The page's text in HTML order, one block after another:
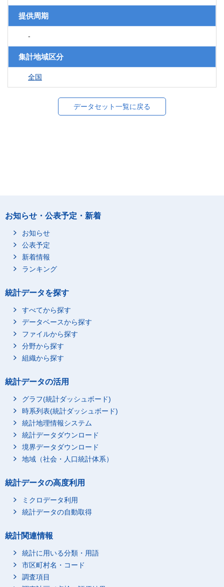
提供周期
-
集計地域区分
全国
データセット一覧に戻る
お知らせ・公表予定・新着
お知らせ
公表予定
新着情報
ランキング
統計データを探す
すべてから探す
データベースから探す
ファイルから探す
分野から探す
組織から探す
統計データの活用
グラフ(統計ダッシュボード)
時系列表(統計ダッシュボード)
統計地理情報システム
統計データダウンロード
境界データダウンロード
地域（社会・人口統計体系）
統計データの高度利用
ミクロデータ利用
統計データの自動取得
統計関連情報
統計に用いる分類・用語
市区町村名・コード
調査項目